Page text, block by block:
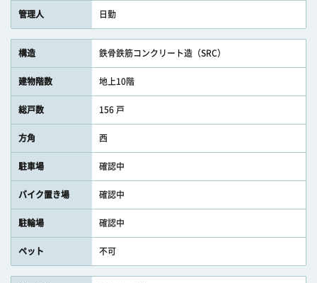
管理人 日勤
構造 鉄骨鉄筋コンクリート造（SRC）
建物階数 地上10階
総戸数 156 戸
方角 西
駐車場 確認中
バイク置き場 確認中
駐輪場 確認中
ペット 不可